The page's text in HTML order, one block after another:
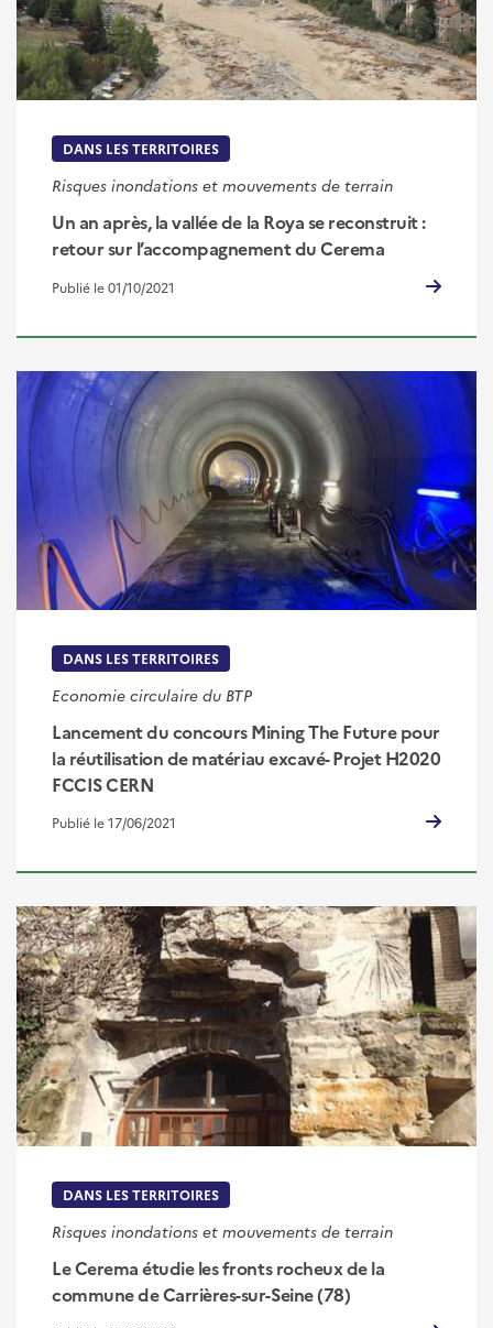
DANS LES TERRITOIRES
Risques inondations et mouvements de terrain
Un an après, la vallée de la Roya se reconstruit :
retour sur l’accompagnement du Cerema
Publié le 01/10/2021
DANS LES TERRITOIRES
Economie circulaire du BTP
Lancement du concours Mining The Future pour
la réutilisation de matériau excavé- Projet H2020
FCCIS CERN
Publié le 17/06/2021
DANS LES TERRITOIRES
Risques inondations et mouvements de terrain
Le Cerema étudie les fronts rocheux de la
commune de Carrières-sur-Seine (78)